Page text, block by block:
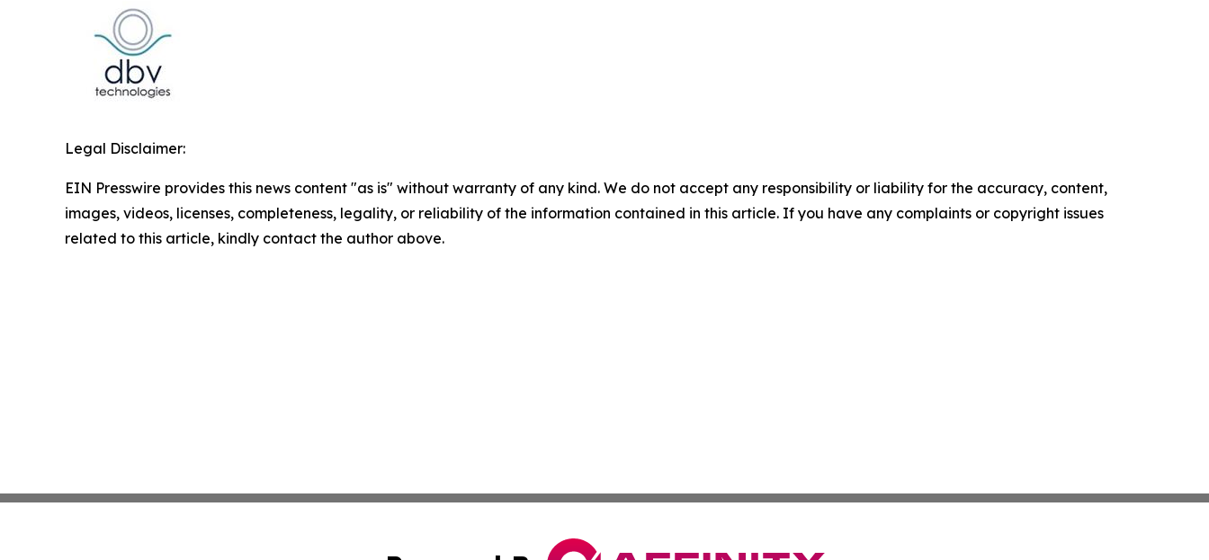
Legal Disclaimer:
EIN Presswire provides this news content "as is" without warranty of any kind. We do not accept any responsibility or liability for the accuracy, content,
images, videos, licenses, completeness, legality, or reliability of the information contained in this article. If you have any complaints or copyright issues
related to this article, kindly contact the author above.